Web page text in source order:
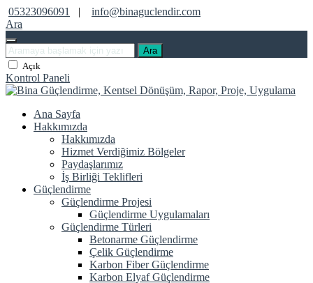
05323096091 |
info@binaguclendir.com
Ara
Ara
Açık
Kontrol Paneli
Ana Sayfa
Hakkımızda
Hakkımızda
Hizmet Verdiğimiz Bölgeler
Paydaşlarımız
İş Birliği Teklifleri
Güçlendirme
Güçlendirme Projesi
Güçlendirme Uygulamaları
Güçlendirme Türleri
Betonarme Güçlendirme
Çelik Güçlendirme
Karbon Fiber Güçlendirme
Karbon Elyaf Güçlendirme